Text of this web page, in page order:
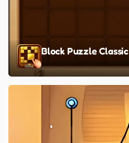
Block Puzzle Classic